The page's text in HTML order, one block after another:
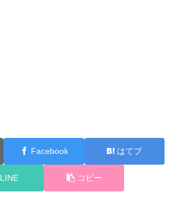
Facebook はてブ
LINE コピー